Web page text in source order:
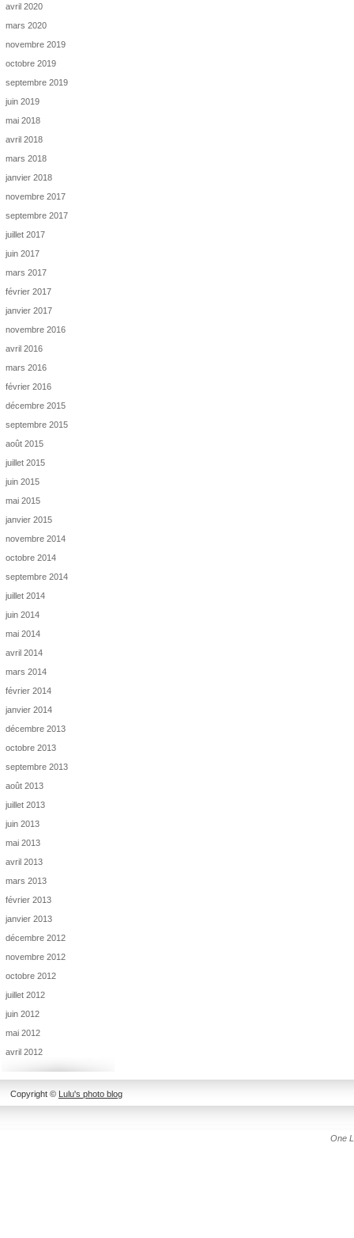
avril 2020
mars 2020
novembre 2019
octobre 2019
septembre 2019
juin 2019
mai 2018
avril 2018
mars 2018
janvier 2018
novembre 2017
septembre 2017
juillet 2017
juin 2017
mars 2017
février 2017
janvier 2017
novembre 2016
avril 2016
mars 2016
février 2016
décembre 2015
septembre 2015
août 2015
juillet 2015
juin 2015
mai 2015
janvier 2015
novembre 2014
octobre 2014
septembre 2014
juillet 2014
juin 2014
mai 2014
avril 2014
mars 2014
février 2014
janvier 2014
décembre 2013
octobre 2013
septembre 2013
août 2013
juillet 2013
juin 2013
mai 2013
avril 2013
mars 2013
février 2013
janvier 2013
décembre 2012
novembre 2012
octobre 2012
juillet 2012
juin 2012
mai 2012
avril 2012
Copyright © Lulu's photo blog
One